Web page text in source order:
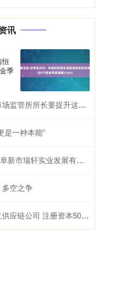
讯
季
所所长要提升这六项能力
是一种本能”
实业发展有限公司价格行情
空之争
链公司 注册资本500万